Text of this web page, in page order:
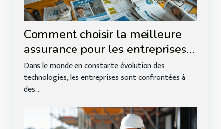
Comment choisir la meilleure
assurance pour les entreprises
technologiques ?
Dans le monde en constante évolution des
technologies, les entreprises sont confrontées à
des...